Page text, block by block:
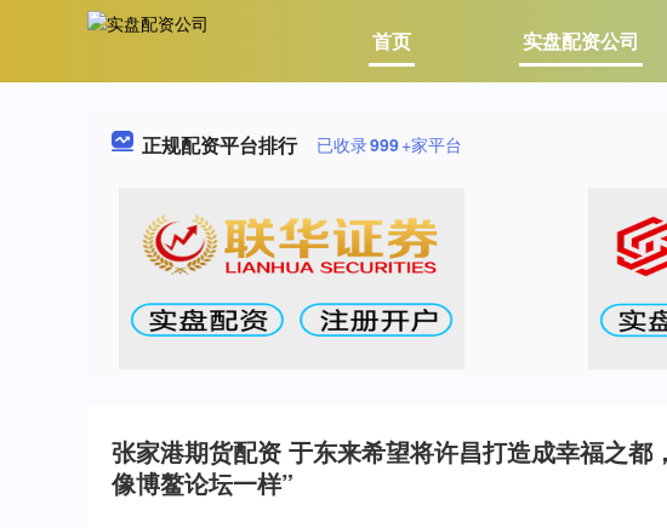
首页 实盘配资公司
正规配资平台排行 已收录999+家平台
张家港期货配资 于东来希望将许昌打造成幸福之
像博鳌论坛一样”